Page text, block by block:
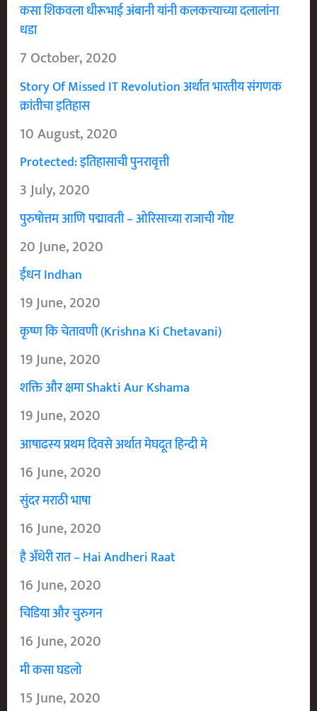
कसा शिकवला धीरूभाई अंबानी यांनी कलकत्त्याच्या दलालांना
धडा
7 October, 2020
Story Of Missed IT Revolution अर्थात भारतीय संगणक
क्रांतीचा इतिहास
10 August, 2020
Protected: इतिहासाची पुनरावृत्ती
3 July, 2020
पुरुषोत्तम आणि पद्मावती – ओरिसाच्या राजाची गोष्ट
20 June, 2020
ईंधन Indhan
19 June, 2020
कृष्ण कि चेतावणी (Krishna Ki Chetavani)
19 June, 2020
शक्ति और क्षमा Shakti Aur Kshama
19 June, 2020
आषाढस्य प्रथम दिवसे अर्थात मेघदूत हिन्दी मे
16 June, 2020
सुंदर मराठी भाषा
16 June, 2020
है अँधेरी रात – Hai Andheri Raat
16 June, 2020
चिडिया और चुरुगन
16 June, 2020
मी कसा घडलो
15 June, 2020